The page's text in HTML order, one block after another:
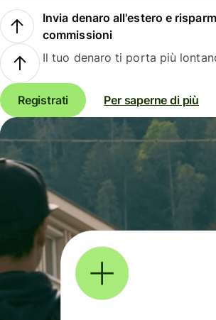
Invia denaro all'estero e
commissioni
Il tuo denaro ti porta più
Registrati Per saperne di più